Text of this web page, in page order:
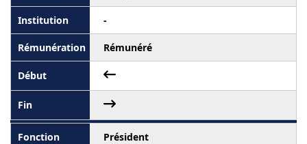
-
Rémunéré
Président